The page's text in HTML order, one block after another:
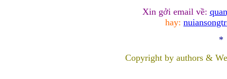
Xin gởi email về:
hay:
*
Copyright by authors &